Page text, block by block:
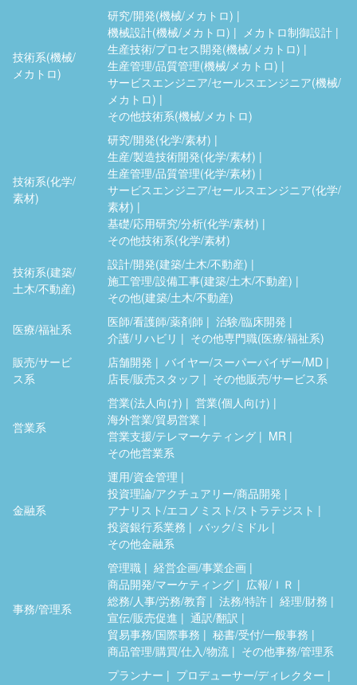
技術系(機械/
メカトロ)
研究/開発(機械/メカトロ)
機械設計(機械/メカトロ)
メカトロ制御設計
生産技術/プロセス開発(機械/メカトロ)
生産管理/品質管理(機械/メカトロ)
サービスエンジニア/セールスエンジニア(機械/
メカトロ)
その他技術系(機械/メカトロ)
技術系(化学/
素材)
研究/開発(化学/素材)
生産/製造技術開発(化学/素材)
生産管理/品質管理(化学/素材)
サービスエンジニア/セールスエンジニア(化学/
素材)
基礎/応用研究/分析(化学/素材)
その他技術系(化学/素材)
技術系(建築/
土木/不動産)
設計/開発(建築/土木/不動産)
施工管理/設備工事(建築/土木/不動産)
その他(建築/土木/不動産)
医療/福祉系
医師/看護師/薬剤師
治験/臨床開発
介護/リハビリ
その他専門職(医療/福祉系)
販売/サービ
ス系
店舗開発
バイヤー/スーパーバイザー/MD
店長/販売スタッフ
その他販売/サービス系
営業系
営業(法人向け)
営業(個人向け)
海外営業/貿易営業
営業支援/テレマーケティング
MR
その他営業系
金融系
運用/資金管理
投資理論/アクチュアリー/商品開発
アナリスト/エコノミスト/ストラテジスト
投資銀行系業務
バック/ミドル
その他金融系
事務/管理系
管理職
経営企画/事業企画
商品開発/マーケティング
広報/ＩＲ
総務/人事/労務/教育
法務/特許
経理/財務
宣伝/販売促進
通訳/翻訳
貿易事務/国際事務
秘書/受付/一般事務
商品管理/購買/仕入/物流
その他事務/管理系
プランナー
プロデューサー/ディレクター